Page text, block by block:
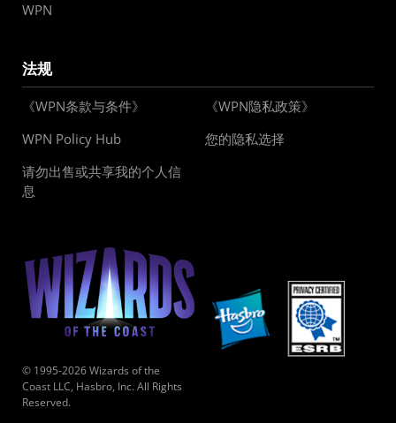
WPN
法规
《WPN条款与条件》
《WPN隐私政策》
WPN Policy Hub
您的隐私选择
请勿出售或共享我的个人信
息
© 1995-2026 Wizards of the
Coast LLC, Hasbro, Inc. All Rights
Reserved.